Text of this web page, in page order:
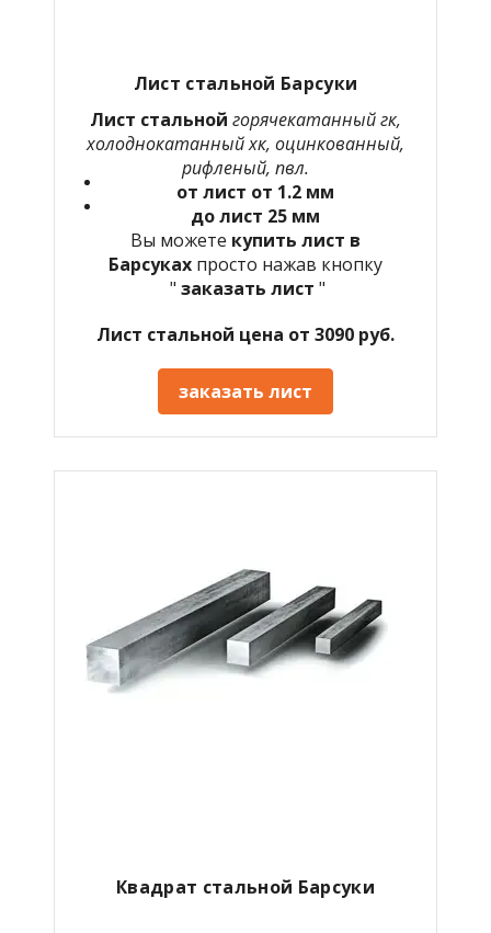
Лист стальной Барсуки
Лист стальной горячекатанный гк,
холоднокатанный хк, оцинкованный,
рифленый, пвл.
от лист от 1.2 мм
до лист 25 мм
Вы можете купить лист в
Барсуках просто нажав кнопку
" заказать лист "
Лист стальной цена от 3090 руб.
заказать лист
Квадрат стальной Барсуки